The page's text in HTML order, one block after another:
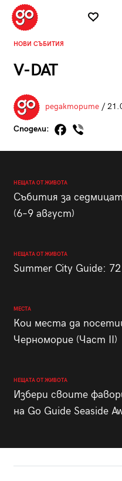
НОВИ СЪБИТИЯ
V-DAT
редакторите/
Сподели:
НЕЩАТА ОТ ЖИВОТА
Събития за
(6–9 август)
НЕЩАТА ОТ ЖИВОТА
Summer City Guide:
МЕСТА
Кои места да
Черноморие (Част II)
НЕЩАТА ОТ ЖИВОТА
Избери своите
на Go Guide Seaside